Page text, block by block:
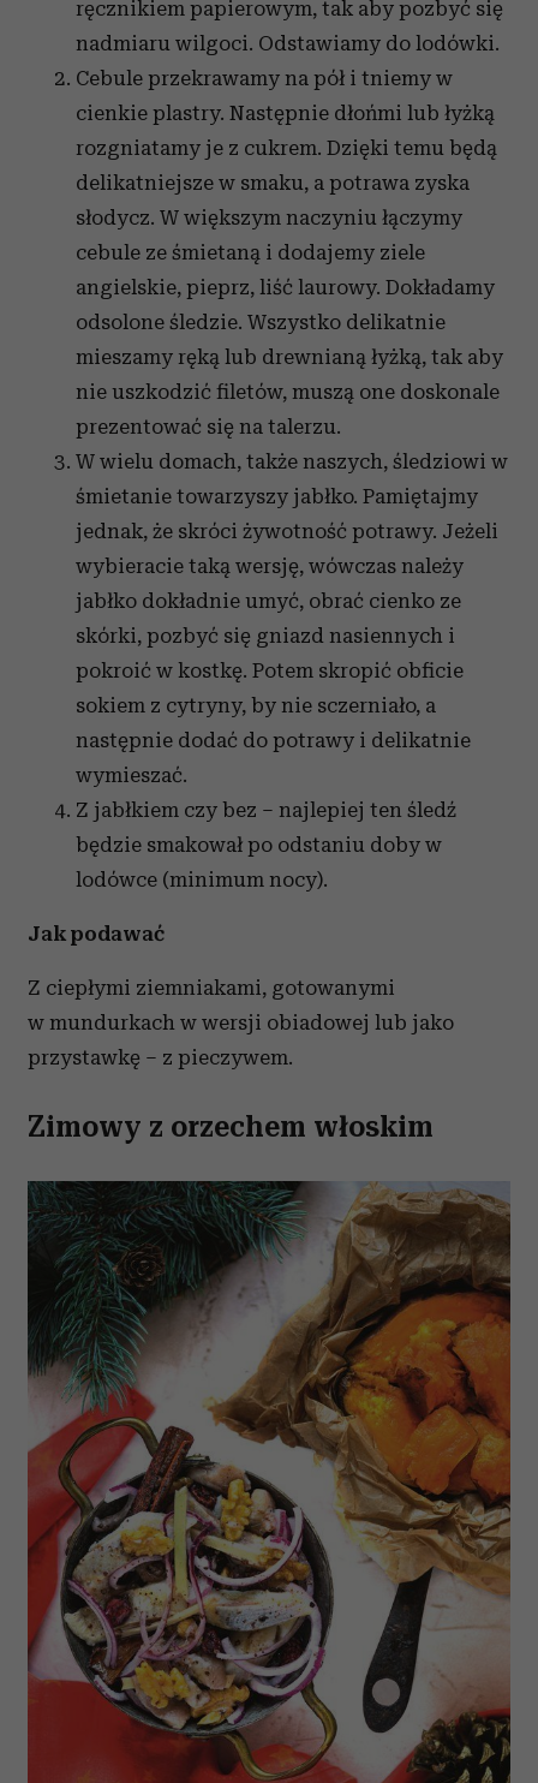
ręcznikiem papierowym, tak aby pozbyć się
nadmiaru wilgoci. Odstawiamy do lodówki.
Cebule przekrawamy na pół i tniemy w
cienkie plastry. Następnie dłońmi lub łyżką
rozgniatamy je z cukrem. Dzięki temu będą
delikatniejsze w smaku, a potrawa zyska
słodycz. W większym naczyniu łączymy
cebule ze śmietaną i dodajemy ziele
angielskie, pieprz, liść laurowy. Dokładamy
odsolone śledzie. Wszystko delikatnie
mieszamy ręką lub drewnianą łyżką, tak aby
nie uszkodzić filetów, muszą one doskonale
prezentować się na talerzu.
W wielu domach, także naszych, śledziowi w
śmietanie towarzyszy jabłko. Pamiętajmy
jednak, że skróci żywotność potrawy. Jeżeli
wybieracie taką wersję, wówczas należy
jabłko dokładnie umyć, obrać cienko ze
skórki, pozbyć się gniazd nasiennych i
pokroić w kostkę. Potem skropić obficie
sokiem z cytryny, by nie sczerniało, a
następnie dodać do potrawy i delikatnie
wymieszać.
Z jabłkiem czy bez – najlepiej ten śledź
będzie smakował po odstaniu doby w
lodówce (minimum nocy).
Jak podawać
Z ciepłymi ziemniakami, gotowanymi
w mundurkach w wersji obiadowej lub jako
przystawkę – z pieczywem.
Zimowy z orzechem włoskim